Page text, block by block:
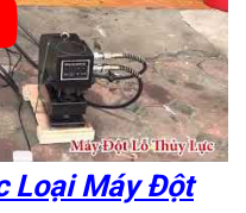
Loại Máy Đột